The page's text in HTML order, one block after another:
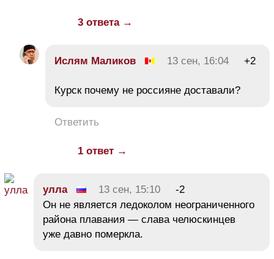
3 ответа →
Ислям Маликов 13 сен, 16:04 +2
Курск почему не россияне доставали?
Ответить
1 ответ →
улла 13 сен, 15:10
-2
Он не является ледоколом неограниченного
района плавания — слава челюскинцев
уже давно померкла.